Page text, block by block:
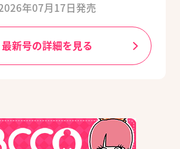
年07月17日発売
最新号の詳細を見る